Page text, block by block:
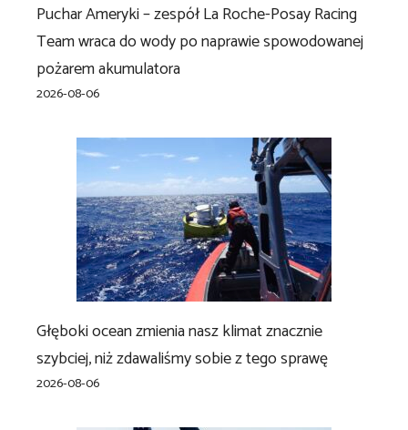
Puchar Ameryki – zespół La Roche-Posay Racing
Team wraca do wody po naprawie spowodowanej
pożarem akumulatora
2026-08-06
Głęboki ocean zmienia nasz klimat znacznie
szybciej, niż zdawaliśmy sobie z tego sprawę
2026-08-06